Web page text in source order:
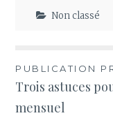
Non classé
Navigation
de
PUBLICATION
Trois astuces
mensuel